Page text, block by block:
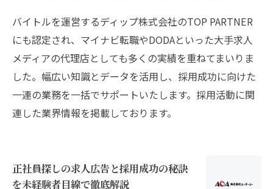
バイトルを運営するディップ株式会社のTOP PARTNER
にも認定され、マイナビ転職やDODAといった大手求人
メディアの代理店としても多くの実績を重ねてまいりま
した。幅広い知識とデータを活用し、採用成功に向けた
一連の業務を一括でサポートいたします。採用活動に関
連した業界情報を掲載しております。
正社員探しの求人広告と採用成功の秘訣
を未経験者目線で徹底解説